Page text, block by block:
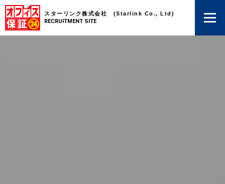
スターリンク株式会社 (Starlink Co., Ltd)
RECRUITMENT SITE